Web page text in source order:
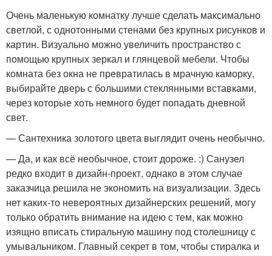
Очень маленькую комнатку лучше сделать максимально
светлой, с однотонными стенами без крупных рисунков и
картин. Визуально можно увеличить пространство с
помощью крупных зеркал и глянцевой мебели. Чтобы
комната без окна не превратилась в мрачную каморку,
выбирайте дверь с большими стеклянными вставками,
через которые хоть немного будет попадать дневной
свет.
— Сантехника золотого цвета выглядит очень необычно.
— Да, и как всё необычное, стоит дороже. :) Санузел
редко входит в дизайн-проект, однако в этом случае
заказчица решила не экономить на визуализации. Здесь
нет каких-то невероятных дизайнерских решений, могу
только обратить внимание на идею с тем, как можно
изящно вписать стиральную машину под столешницу с
умывальником. Главный секрет в том, чтобы стиралка и